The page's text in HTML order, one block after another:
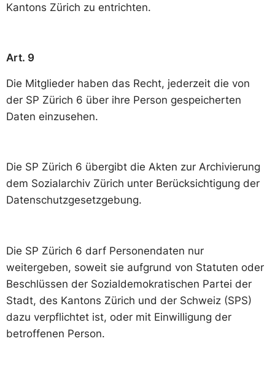
Kantons Zürich zu entrichten.
Art. 9
Die Mitglieder haben das Recht, jederzeit die von
der SP Zürich 6 über ihre Person gespeicherten
Daten einzusehen.
Die SP Zürich 6 übergibt die Akten zur Archivierung
dem Sozialarchiv Zürich unter Berücksichtigung der
Datenschutzgesetzgebung.
Die SP Zürich 6 darf Personendaten nur
weitergeben, soweit sie aufgrund von Statuten oder
Beschlüssen der Sozialdemokratischen Partei der
Stadt, des Kantons Zürich und der Schweiz (SPS)
dazu verpflichtet ist, oder mit Einwilligung der
betroffenen Person.